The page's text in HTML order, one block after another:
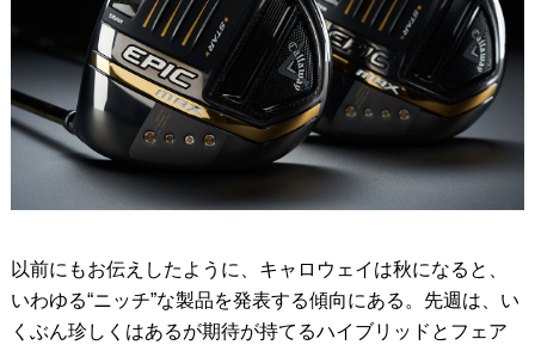
以前にもお伝えしたように、キャロウェイは秋になると、
いわゆる“ニッチ”な製品を発表する傾向にある。先週は、い
くぶん珍しくはあるが期待が持てるハイブリッドとフェア